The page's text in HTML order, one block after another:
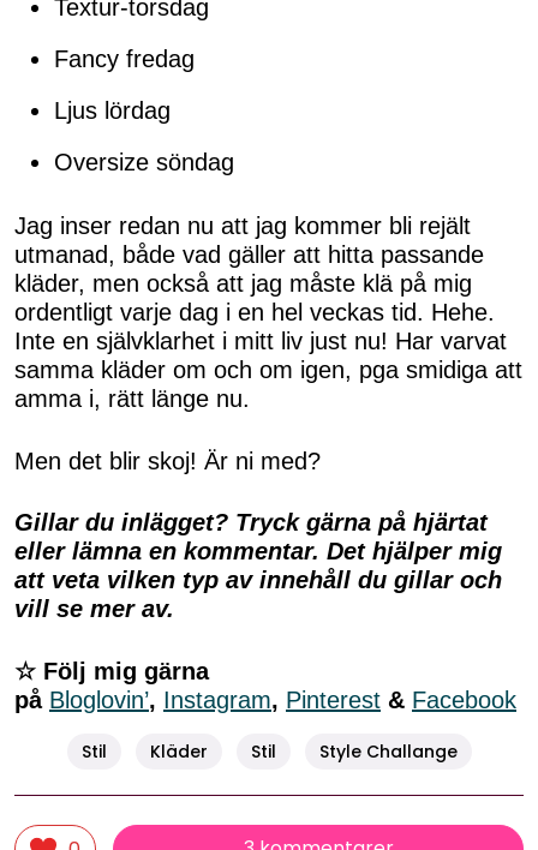
Textur-torsdag
Fancy fredag
Ljus lördag
Oversize söndag
Jag inser redan nu att jag kommer bli rejält
utmanad, både vad gäller att hitta passande
kläder, men också att jag måste klä på mig
ordentligt varje dag i en hel veckas tid. Hehe.
Inte en självklarhet i mitt liv just nu! Har varvat
samma kläder om och om igen, pga smidiga att
amma i, rätt länge nu.
Men det blir skoj! Är ni med?
Gillar du inlägget? Tryck gärna på hjärtat
eller lämna en kommentar. Det hjälper mig
att veta vilken typ av innehåll du gillar och
vill se mer av.
☆ Följ mig gärna
på Bloglovin’, Instagram, Pinterest & Facebook
Stil Kläder Stil Style Challange